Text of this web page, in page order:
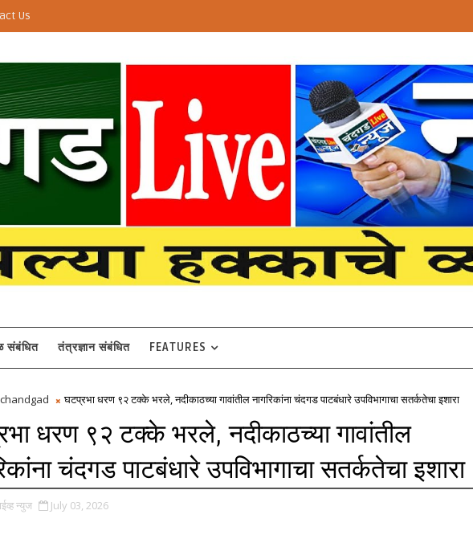
Us
संबंधित तंत्रज्ञान संबंधित FEATURES
chandgad घटप्रभा धरण ९२ टक्के भरले, नदीकाठच्या गावांतील नागरिकांना चंदगड पाटबंधारे उपविभागाचा सतर्कतेचा इशारा
धरण ९२ टक्के भरले, नदीकाठच्या गावांतील
चंदगड पाटबंधारे उपविभागाचा सतर्कतेचा इशारा
न्युज July 03, 2026